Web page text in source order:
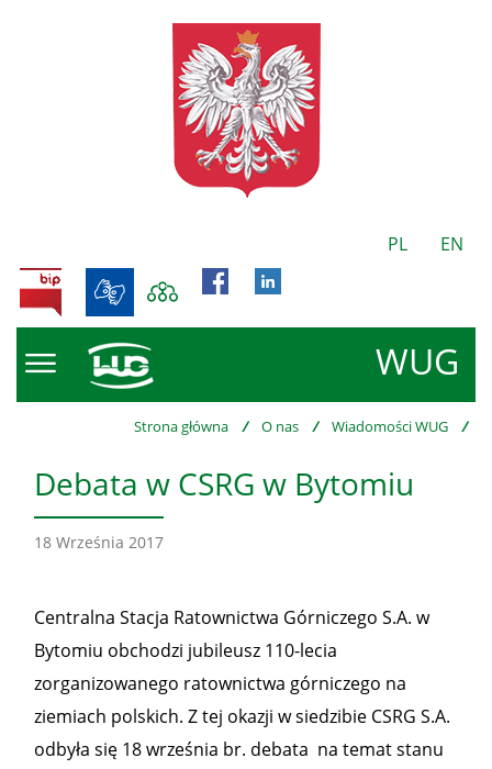
PL EN
WUG
BIP
Strona główna / O nas / Wiadomości WUG /
Debata w CSRG w Bytomiu
18 Września 2017
Centralna Stacja Ratownictwa Górniczego S.A. w
Bytomiu obchodzi jubileusz 110-lecia
zorganizowanego ratownictwa górniczego na
ziemiach polskich. Z tej okazji w siedzibie CSRG S.A.
odbyła się 18 września br. debata na temat stanu